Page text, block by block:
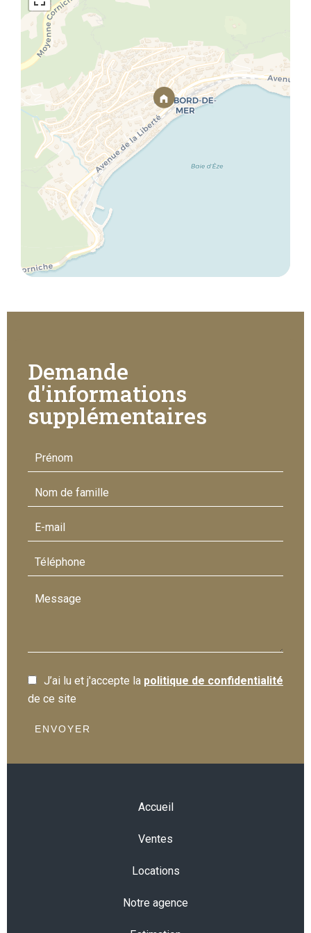
Demande
d'informations
supplémentaires
J’ai lu et j'accepte la politique de confidentialité
de ce site
ENVOYER
Accueil
Ventes
Locations
Notre agence